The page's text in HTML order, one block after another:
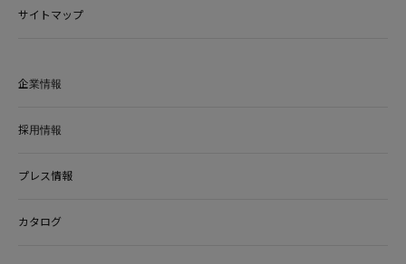
サイトマップ
企業情報
採用情報
プレス情報
カタログ